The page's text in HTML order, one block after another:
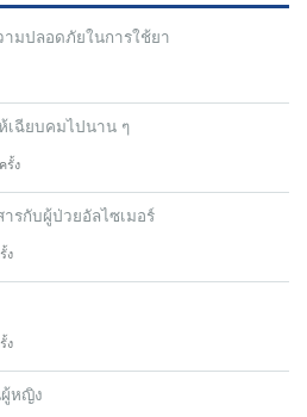
ามปลอดภัยในการใช้ยา
เฉียบคมไปนาน ๆ
รั้ง
รกับผู้ป่วยอัลไซเมอร์
ง
ง
ผู้หญิง